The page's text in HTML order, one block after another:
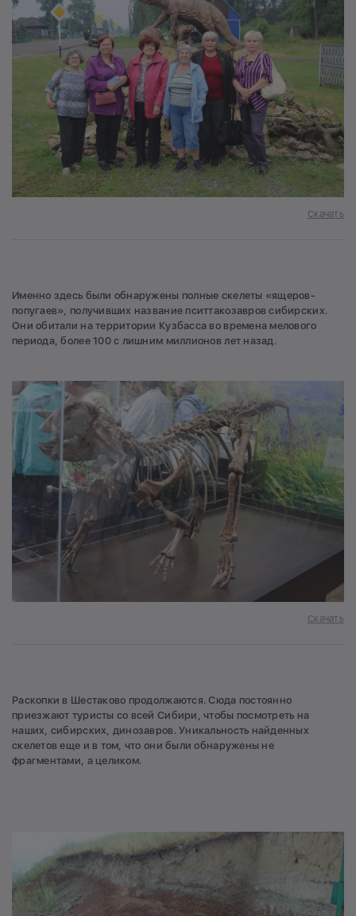
Скачать
Именно здесь были обнаружены полные скелеты «ящеров-
попугаев», получивших название пситтакозавров сибирских.
Они обитали на территории Кузбасса во времена мелового
периода, более 100 с лишним миллионов лет назад.
Скачать
Раскопки в Шестаково продолжаются. Сюда постоянно
приезжают туристы со всей Сибири, чтобы посмотреть на
наших, сибирских, динозавров. Уникальность найденных
скелетов еще и в том, что они были обнаружены не
фрагментами, а целиком.